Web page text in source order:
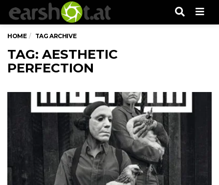
HOME TAG ARCHIVE
TAG: AESTHETIC
PERFECTION